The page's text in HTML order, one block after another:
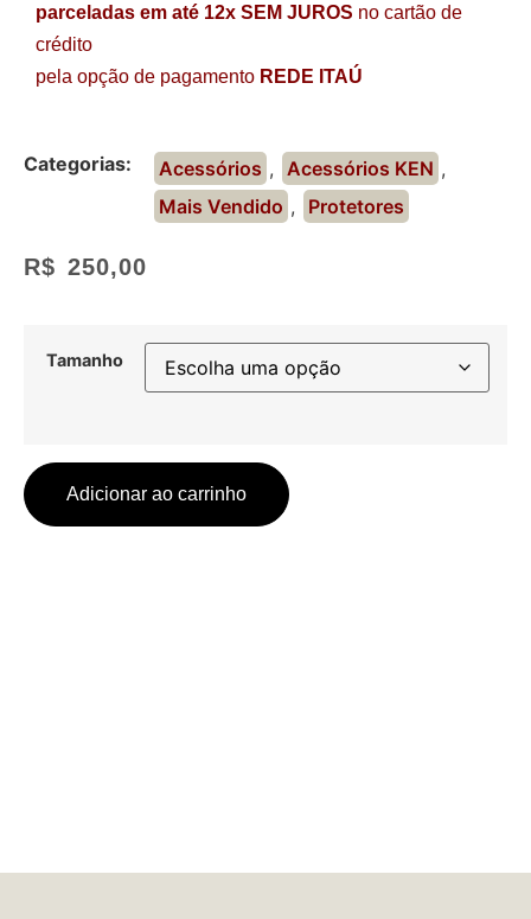
parceladas em até 12x SEM JUROS no cartão de
crédito
pela opção de pagamento REDE ITAÚ
Categorias: Acessórios , Acessórios KEN ,
Mais Vendido , Protetores
R$ 250,00
Tamanho
Adicionar ao carrinho